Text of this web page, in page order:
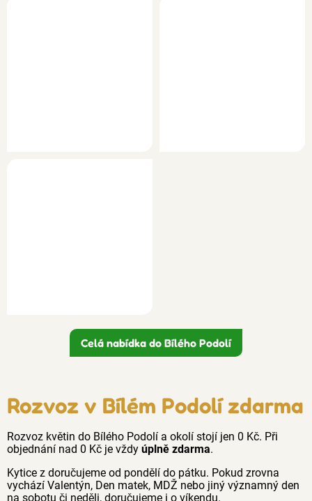
Celá nabídka do Bílého Podolí
Rozvoz v Bílém Podolí zdarma
Rozvoz květin do Bílého Podolí a okolí stojí jen 0 Kč. Při
objednání nad 0 Kč je vždy úplně zdarma.
Kytice z doručujeme od pondělí do pátku. Pokud zrovna
vychází Valentýn, Den matek, MDŽ nebo jiný významný den
na sobotu či neděli, doručujeme i o víkendu.